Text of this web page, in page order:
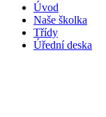
Úvod
Naše školka
Třídy
Úřední deska